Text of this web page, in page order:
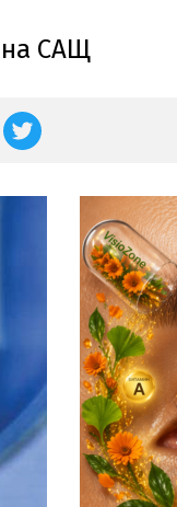
на САЩ